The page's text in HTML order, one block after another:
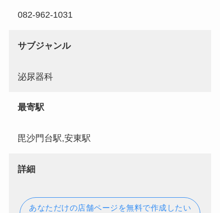
082-962-1031
サブジャンル
泌尿器科
最寄駅
毘沙門台駅,安東駅
詳細
あなただけの店舗ページを無料で作成したい